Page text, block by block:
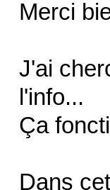
Merci
J'ai
l'info...
Ça
Dans